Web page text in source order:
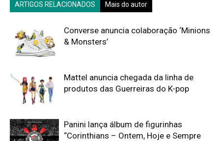
ARTIGOS RELACIONADOS Mais do autor
Converse anuncia colaboração ‘Minions
& Monsters’
Mattel anuncia chegada da linha de
produtos das Guerreiras do K-pop
Panini lança álbum de figurinhas
“Corinthians – Ontem, Hoje e Sempre